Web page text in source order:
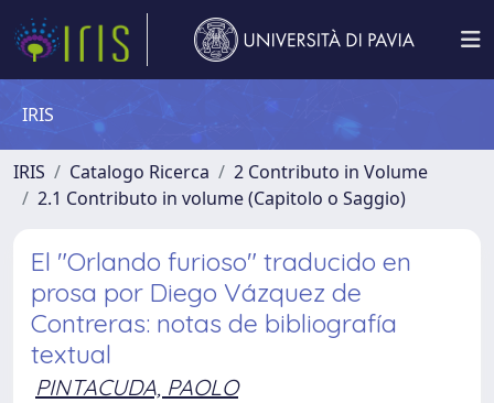
IRIS
IRIS Catalogo Ricerca
2 Contributo in Volume
2.1 Contributo in volume (Capitolo o Saggio)
El "Orlando furioso" traducido en
prosa por Diego Vázquez de
Contreras: notas de bibliografía
textual
PINTACUDA, PAOLO